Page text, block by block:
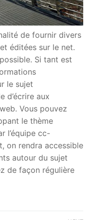
de fournir divers
éditées sur le net.
Si tant est
le sujet
d’écrire aux
Vous pouvez
le thème
l’équipe cc-
on rendra accessible
autour du sujet
de façon régulière